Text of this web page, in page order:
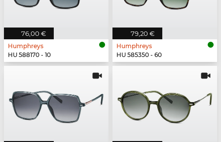
76,00 €
Humphreys
HU 588170 - 10
79,20 €
Humphreys
HU 585350 - 60